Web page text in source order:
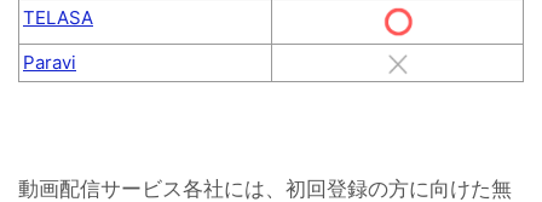
TELASA
Paravi
動画配信サービス各社には、初回登録の方に向けた無